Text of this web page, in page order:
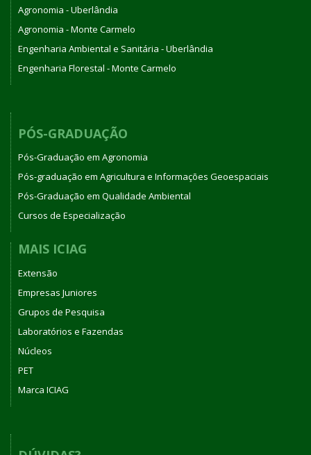
Agronomia - Uberlândia
Agronomia - Monte Carmelo
Engenharia Ambiental e Sanitária - Uberlândia
Engenharia Florestal - Monte Carmelo
PÓS-GRADUAÇÃO
Pós-Graduação em Agronomia
Pós-graduação em Agricultura e Informações Geoespaciais
Pós-Graduação em Qualidade Ambiental
Cursos de Especialização
MAIS ICIAG
Extensão
Empresas Juniores
Grupos de Pesquisa
Laboratórios e Fazendas
Núcleos
PET
Marca ICIAG